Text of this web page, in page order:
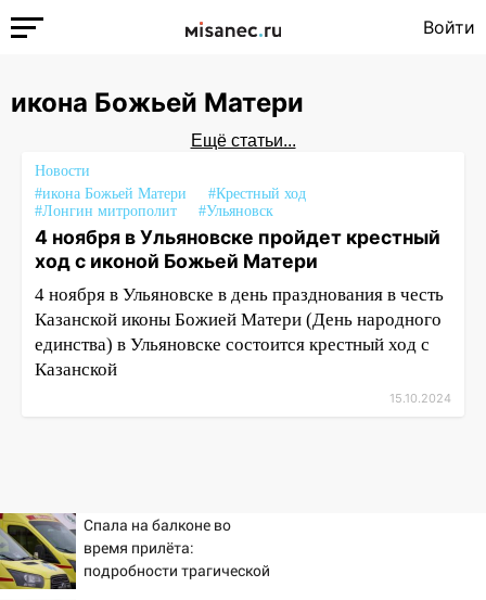
Войти
икона Божьей Матери
Ещё статьи...
Новости
#икона Божьей Матери
#Крестный ход
#Лонгин митрополит
#Ульяновск
4 ноября в Ульяновске пройдет крестный
ход с иконой Божьей Матери
4 ноября в Ульяновске в день празднования в честь
Казанской иконы Божией Матери (День народного
единства) в Ульяновске состоится крестный ход с
Казанской
15.10.2024
Спала на балконе во
время прилёта:
подробности трагической